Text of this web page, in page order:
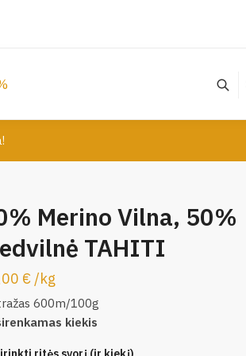
Merino Vilna, 50%
TAHITI
€ /kg
600m/100g
kiekis